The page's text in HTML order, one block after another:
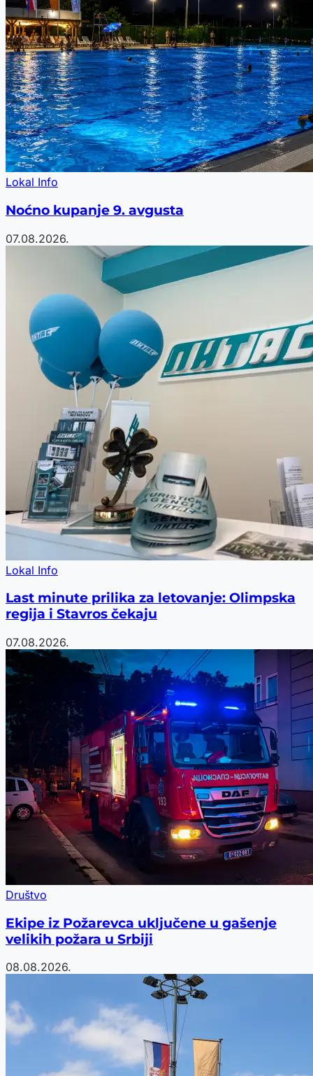
Lokal Info
Noćno kupanje 9. avgusta
07.08.2026.
Lokal Info
Last minute prilika za letovanje: Olimpska
regija i Stavros čekaju
07.08.2026.
Društvo
Ekipe iz Požarevca uključene u gašenje
velikih požara u Srbiji
08.08.2026.